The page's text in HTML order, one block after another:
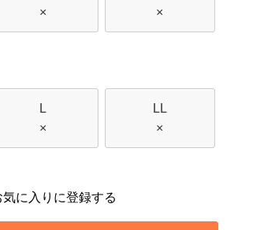
×
×
L
×
LL
×
気に入りに登録する